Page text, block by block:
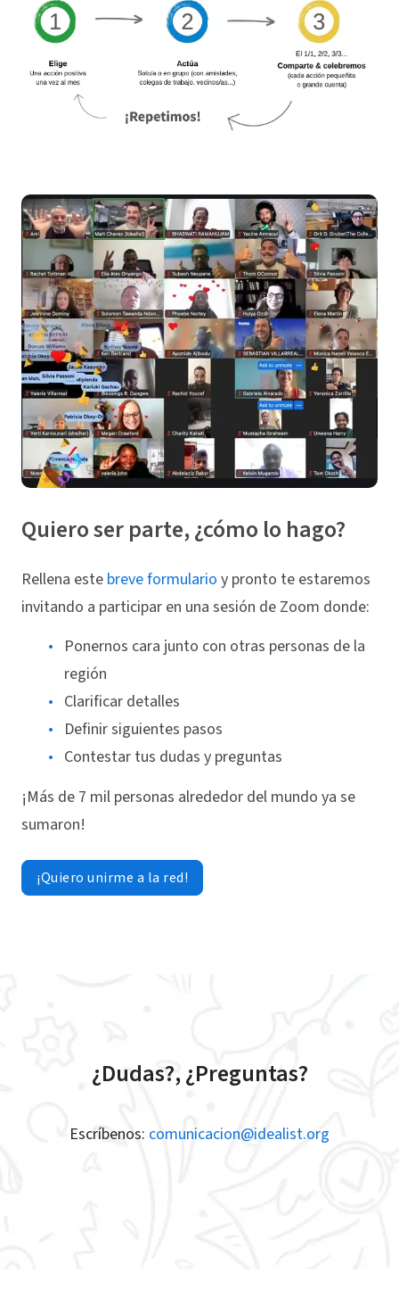
Quiero ser parte, ¿cómo lo hago?
Rellena este breve formulario y pronto te estaremos
invitando a participar en una sesión de Zoom donde:
Ponernos cara junto con otras personas de la
región
Clarificar detalles
Definir siguientes pasos
Contestar tus dudas y preguntas
¡Más de 7 mil personas alrededor del mundo ya se
sumaron!
¡Quiero unirme a la red!
¿Dudas?, ¿Preguntas?
Escríbenos: comunicacion@idealist.org